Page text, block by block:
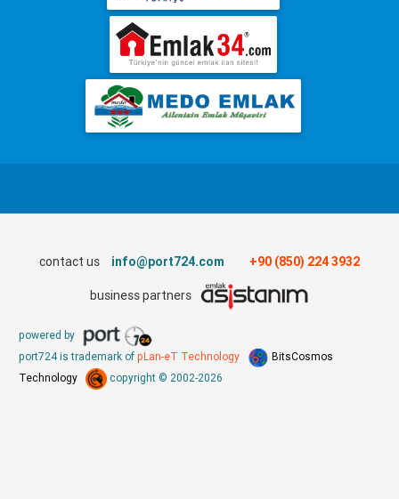
contact us info@port724.com +90 (850) 224 3932
business partners
powered by
port724 is trademark of pLan-eT Technology
BitsCosmos
Technology
copyright © 2002-2026